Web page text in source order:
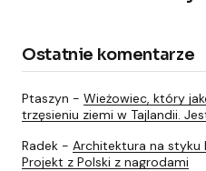
Ostatnie komentarze
Ptaszyn - Wieżowiec, który
trzęsieniu ziemi w Tajlandii.
Radek - Architektura na styku
Projekt z Polski z nagrodami